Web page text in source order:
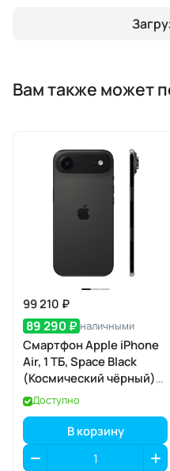
Вам также может
99 210 ₽
89 290 ₽ наличными
Смартфон Apple iPhone
Air, 1 ТБ, Space Black
(Космический чёрный)
Dual eSIM
Доступно
В корзину